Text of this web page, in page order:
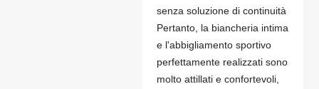
senza soluzione di continuità
Pertanto, la biancheria intima
e l'abbigliamento sportivo
perfettamente realizzati sono
molto attillati e confortevoli,